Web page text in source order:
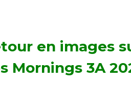
en images
Mornings 3A